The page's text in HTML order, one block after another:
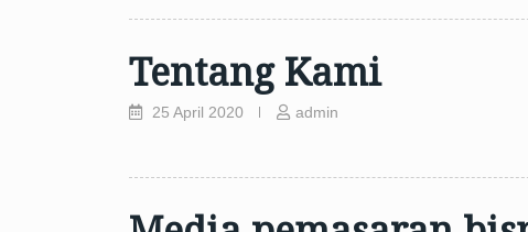
Tentang Kami
25 April 2020 admin